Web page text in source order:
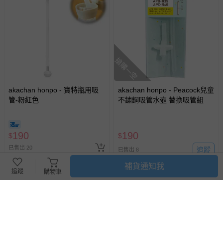
akachan honpo - 寶特瓶用吸
管-粉紅色
$190
已售出 20
搶購一空
akachan honpo - Peacock兒童
不鏽鋼吸管水壺 替換吸管組
$190
已售出 8 追蹤
追蹤 購物車
補貨通知我